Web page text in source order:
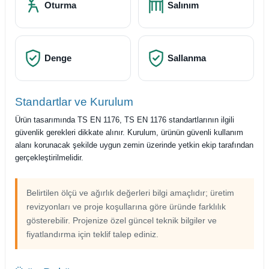
Oturma Salınım
Denge Sallanma
Standartlar ve Kurulum
Ürün tasarımında TS EN 1176, TS EN 1176 standartlarının ilgili
güvenlik gerekleri dikkate alınır. Kurulum, ürünün güvenli kullanım
alanı korunacak şekilde uygun zemin üzerinde yetkin ekip tarafından
gerçekleştirilmelidir.
Belirtilen ölçü ve ağırlık değerleri bilgi amaçlıdır; üretim
revizyonları ve proje koşullarına göre üründe farklılık
gösterebilir. Projenize özel güncel teknik bilgiler ve
fiyatlandırma için teklif talep ediniz.